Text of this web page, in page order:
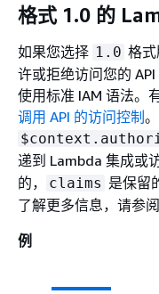
格式 1.0 的
如果您选择 1.0 格
许或拒绝访问您的
使用标准 IAM 语法。
调用 API 的访问控制
递到 Lambda 集成或
的，
claims 是保留
了解更多信息，请参
例